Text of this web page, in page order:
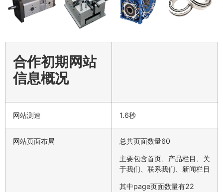
合作初期网站
信息概况
网站测速 1.6秒
网站页面布局 总共页面数量60
主要包含首页、产品栏目、关
于我们、联系我们、新闻栏目
其中page页面数量有22